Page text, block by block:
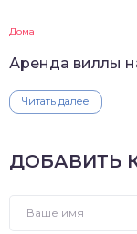
Дома
Аренда виллы
Читать далее
ДОБАВИТЬ